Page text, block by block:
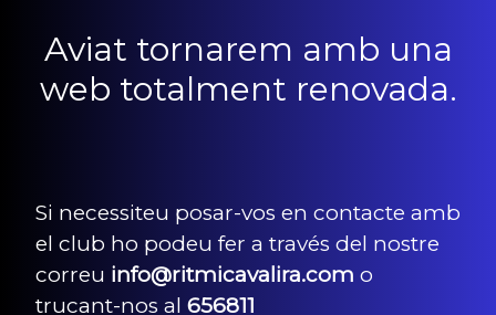
Aviat tornarem amb una
web totalment renovada.
Si necessiteu posar-vos en contacte amb
el club ho podeu fer a través del nostre
correu info@ritmicavalira.com o
trucant-nos al 656811